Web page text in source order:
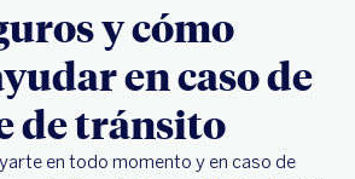
y cómo
en caso de
de tránsito
en todo momento y en caso de